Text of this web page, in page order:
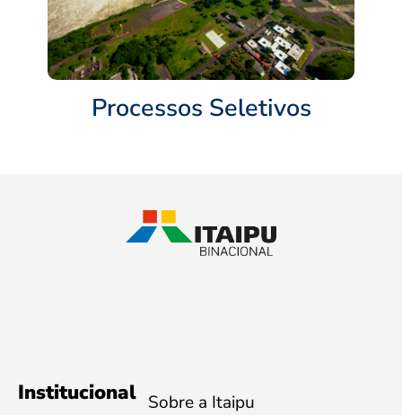
Processos Seletivos
Institucional Sobre a Itaipu